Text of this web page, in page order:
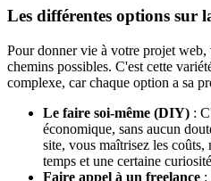
Les différentes options sur
Pour donner vie à votre projet
chemins possibles. C'est cette
complexe, car chaque option a sa
Le faire soi-même (DIY) :
économique, sans aucun
site, vous maîtrisez les coûts,
temps et une certaine
Faire appel à un freelance :